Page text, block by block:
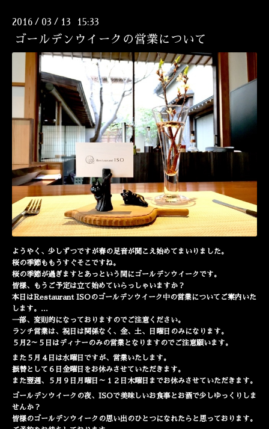
2016 / 03 / 13 15:33
ゴールデンウイークの営業について
ようやく、少しずつですが春の足音が聞こえ始めてまいりました。
桜の季節ももうすぐそこですね。
桜の季節が過ぎますとあっという間にゴールデンウイークです。
皆様、もうご予定は立て始めていらっしゃいますか？
本日はRestaurant ISOのゴールデンウイーク中の営業についてご案内いた
します。 ...
一部、変則的になっておりますのでご注意ください。
ランチ営業は、祝日は関係なく、金、土、日曜日のみになります。
５月2～５日はディナーのみの営業となりますのでご注意願います。
また５月４日は水曜日ですが、営業いたします。
振替として６日金曜日をお休みさせていただきます。
また翌週、５月９日月曜日～１２日木曜日までお休みさせていただきます。
ゴールデンウイークの夜、ISOで美味しいお食事とお酒で少しゆっくりしま
せんか？
皆様のゴールデンウイークの思い出のひとつになれたらと思っております。